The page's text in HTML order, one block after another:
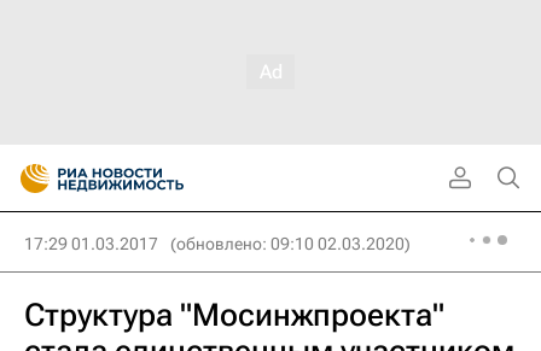
17:29 01.03.2017 (обновлено: 09:10 02.03.2020)
Структура "Мосинжпроекта"